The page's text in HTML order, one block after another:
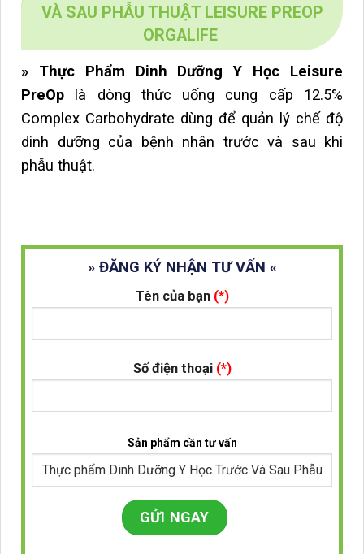
VÀ SAU PHẪU THUẬT LEISURE PREOP
ORGALIFE
» Thực Phẩm Dinh Dưỡng Y Học Leisure
PreOp
là dòng thức uống cung cấp 12.5%
Complex Carbohydrate dùng để quản lý chế độ
dinh dưỡng của bệnh nhân trước và sau khi
phẫu thuật.
» ĐĂNG KÝ NHẬN TƯ VẤN «
Tên của bạn (*)
Số điện thoại (*)
Sản phẩm cần tư vấn